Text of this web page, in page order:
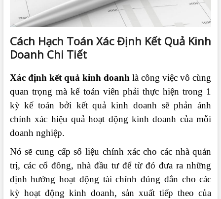
Cách Hạch Toán Xác Định Kết Quả Kinh
Doanh Chi Tiết
Xác định kết quả kinh doanhlà công việc vô cùng
quan trọng mà kế toán viên phải thực hiện trong 1
kỳ kế toán bởi kết quả kinh doanh sẽ phản ánh
chính xác hiệu quả hoạt động kinh doanh của mỗi
doanh nghiệp.
Nó sẽ cung cấp số liệu chính xác cho các nhà quản
trị, các cổ đông, nhà đầu tư để từ đó đưa ra những
định hướng hoạt động tài chính đúng đắn cho các
kỳ hoạt động kinh doanh, sản xuất tiếp theo của